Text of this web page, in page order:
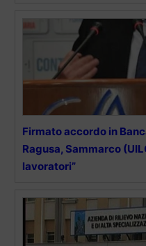
Firmato accordo in
Ragusa, Sammarco
lavoratori”